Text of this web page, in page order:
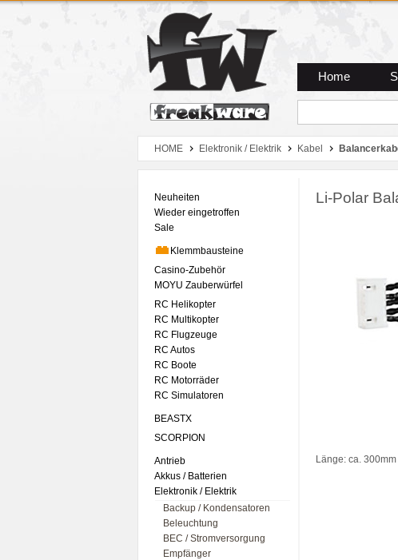
Zum Hauptmenue
Zum Seiteninhalt
Zum Warenkob
Home
HOME Elektronik / Elektrik Kabel
Neuheiten
Wieder eingetroffen
Sale
Klemmbausteine
Casino-Zubehör
MOYU Zauberwürfel
RC Helikopter
RC Multikopter
RC Flugzeuge
RC Autos
RC Boote
RC Motorräder
RC Simulatoren
BEASTX
SCORPION
Antrieb
Akkus / Batterien
Elektronik / Elektrik
Backup / Kondensatoren
Beleuchtung
BEC / Stromversorgung
Empfänger
Li-Polar
Länge: ca. 300mm